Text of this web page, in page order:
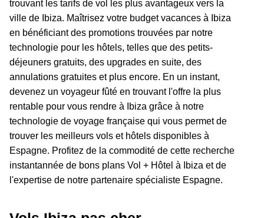
trouvant les tarifs de vol les plus avantageux vers la
ville de Ibiza. Maîtrisez votre budget vacances à Ibiza
en bénéficiant des promotions trouvées par notre
technologie pour les hôtels, telles que des petits-
déjeuners gratuits, des upgrades en suite, des
annulations gratuites et plus encore. En un instant,
devenez un voyageur fûté en trouvant l'offre la plus
rentable pour vous rendre à Ibiza grâce à notre
technologie de voyage française qui vous permet de
trouver les meilleurs vols et hôtels disponibles à
Espagne. Profitez de la commodité de cette recherche
instantannée de bons plans Vol + Hôtel à Ibiza et de
l'expertise de notre partenaire spécialiste Espagne.